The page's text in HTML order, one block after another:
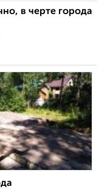
в черте города